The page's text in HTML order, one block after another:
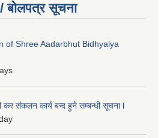
बोलपत्र सूचना
of Shree Aadarbhut Bidhyalya
कर संकलन कार्य बन्द हुने सम्बन्धी सूचना l